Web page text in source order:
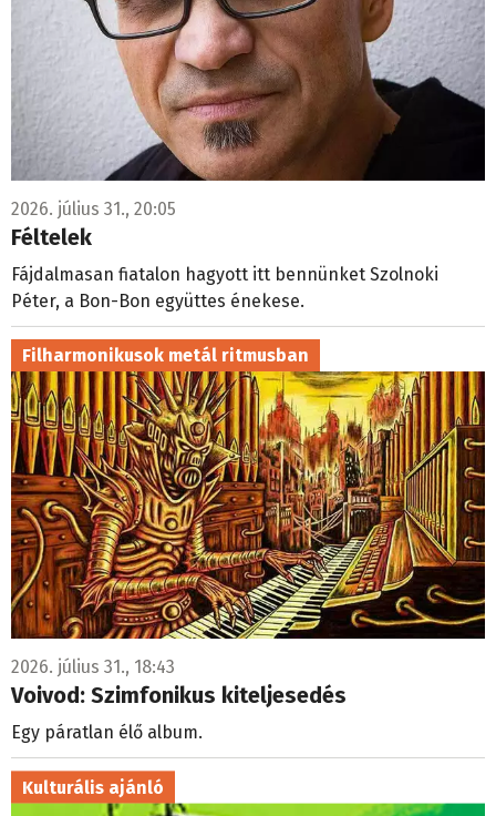
2026. július 31., 20:05
Féltelek
Fájdalmasan fiatalon hagyott itt bennünket Szolnoki
Péter, a Bon-Bon együttes énekese.
Filharmonikusok metál ritmusban
2026. július 31., 18:43
Voivod: Szimfonikus kiteljesedés
Egy páratlan élő album.
Kulturális ajánló